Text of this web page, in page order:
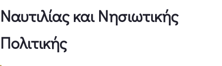
Ναυτιλίας και Νησιωτικής
Πολιτικής